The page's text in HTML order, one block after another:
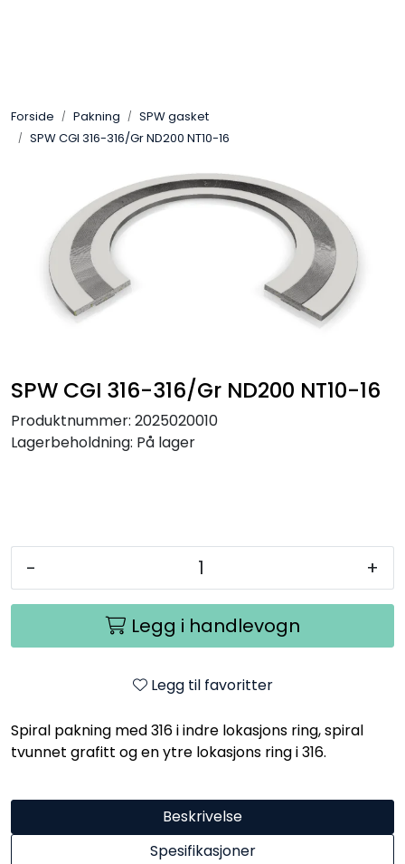
Forside Pakning
SPW gasket
SPW CGI 316-316/Gr ND200 NT10-16
SPW CGI 316-316/Gr ND200 NT10-16
Produktnummer: 2025020010
Lagerbeholdning: På lager
- +
Legg i handlevogn
Legg til favoritter
Spiral pakning med 316 i indre lokasjons ring, spiral
tvunnet grafitt og en ytre lokasjons ring i 316.
Beskrivelse
Spesifikasjoner
Pakning
Automasjon
Slitasjeteknikk
Verneutstyr